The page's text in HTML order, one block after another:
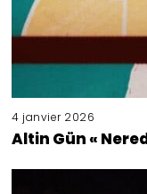
4 janvier 2026
Altin Gün «